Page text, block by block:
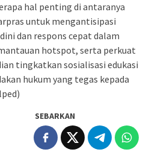
hal penting di antaranya
untuk mengantisipasi
dan respons cepat dalam
hotspot, serta perkuat
tingkatkan sosialisasi edukasi
hukum yang tegas kepada
SEBARKAN